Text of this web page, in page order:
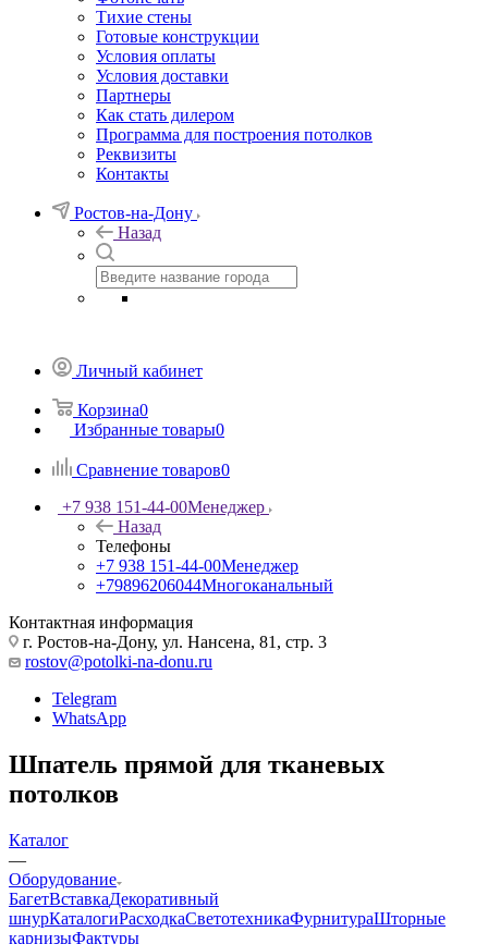
Тихие стены
Готовые конструкции
Условия оплаты
Условия доставки
Партнеры
Как стать дилером
Программа для построения потолков
Реквизиты
Контакты
Ростов-на-Дону
Назад
Личный кабинет
Корзина0
Избранные товары0
Сравнение товаров0
+7 938 151-44-00Менеджер
Назад
Телефоны
+7 938 151-44-00Менеджер
+79896206044Многоканальный
Контактная информация
г. Ростов-на-Дону, ул. Нансена, 81, стр. 3
rostov@potolki-na-donu.ru
Telegram
WhatsApp
Шпатель прямой для тканевых
потолков
Каталог
—
Оборудование
БагетВставкаДекоративный
шнурКаталогиРасходкаСветотехникаФурнитураШторные
карнизыФактуры